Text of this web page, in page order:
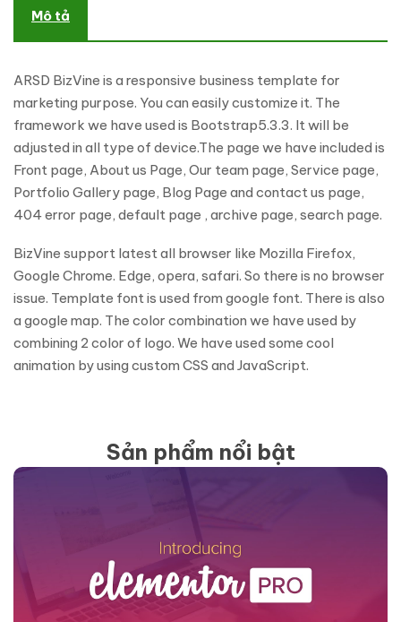
Mô tả
ARSD BizVine is a responsive business template for
marketing purpose. You can easily customize it. The
framework we have used is Bootstrap5.3.3. It will be
adjusted in all type of device.The page we have included is
Front page, About us Page, Our team page, Service page,
Portfolio Gallery page, Blog Page and contact us page,
404 error page, default page , archive page, search page.
BizVine support latest all browser like Mozilla Firefox,
Google Chrome. Edge, opera, safari. So there is no browser
issue. Template font is used from google font. There is also
a google map. The color combination we have used by
combining 2 color of logo. We have used some cool
animation by using custom CSS and JavaScript.
Sản phẩm nổi bật